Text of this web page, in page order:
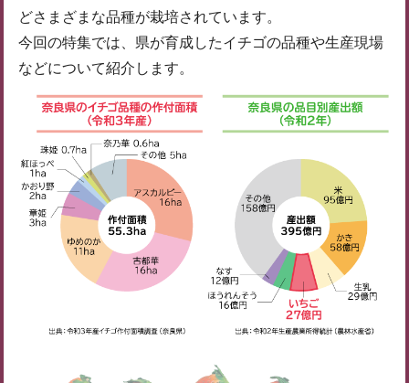
どさまざまな品種が栽培されています。
今回の特集では、県が育成したイチゴの品種や生産現場
などについて紹介します。